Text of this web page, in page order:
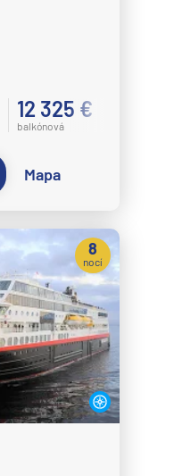
12 325 €
balkónová
Mapa
8
nocí